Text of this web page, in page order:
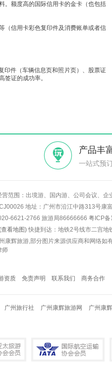
。额度高的国际信用卡的金卡（也包括
（信用卡彩色复印件及消费账单或者信
印件（车辆信息页和照片页）、股票证
签证的成功率。
产品丰
一站式预
营范围：出境游、国内游、公司会议、企
地址：广州市沿江中路313号康
6621-2766 旅游局86666666 粤ICP
查看地图) 快捷到达：地铁2号线市二宫地
康辉旅游,部分图片来源供应商和网络如
师
资质 免责声明 联系我们 商务合作
广州旅行社 广州康辉旅游网 广州康